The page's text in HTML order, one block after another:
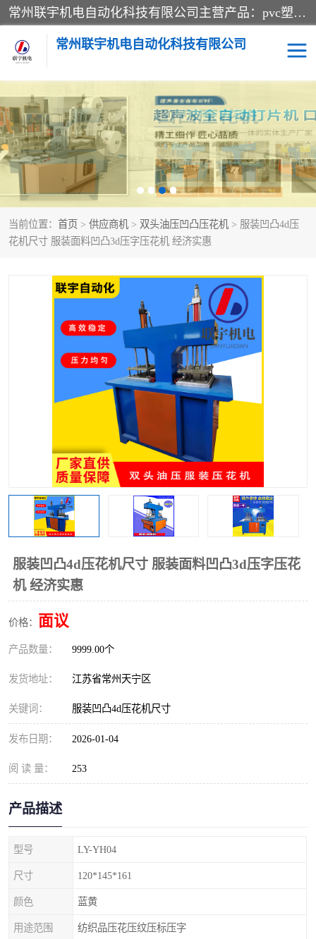
常州联宇机电自动化科技有限公司主营产品：pvc塑料焊机、高频热合机、软膜天花压边机、服装布料凹凸压花机、布料3d压印设备、服装植胶设备、超声波布料花边机、无纺布热合机、全自动压花机。
常州联宇机电自动化科技有限公司
当前位置： 首页 > 供应商机 > 双头油压凹凸压花机 > 服装凹凸4d压
花机尺寸 服装面料凹凸3d压字压花机 经济实惠
服装凹凸4d压花机尺寸 服装面料凹凸3d压字压花
机 经济实惠
价格： 面议
产品数量： 9999.00个
发货地址： 江苏省常州天宁区
关键词： 服装凹凸4d压花机尺寸
发布日期： 2026-01-04
阅 读 量： 253
产品描述
型号 LY-YH04
尺寸 120*145*161
颜色 蓝黄
用途范围 纺织品压花压纹压标压字
压花定型机以及压花模具 超声波热合机
高频热合机 超声波花边机
超声波复合压花机 凹凸压花机压标机
3040凹凸压花机 双头服装凹凸压花机
高频压花压标机 自动超声波打片成型机
泡壳包装封口机 海绵产品成型机
其他超声波系列